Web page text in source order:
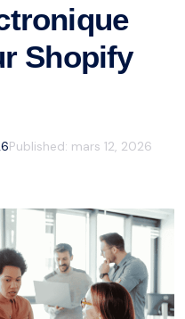
Shopify
Published: mars 12, 2026